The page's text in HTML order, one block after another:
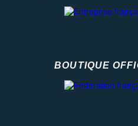
BOUTIQUE